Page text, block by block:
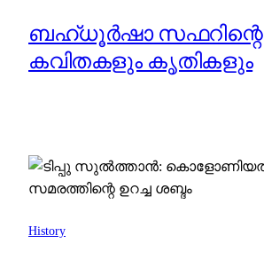
ബഹ്‌ധൂർഷാ സഫറിന്റെ
കവിതകളും കൃതികളും
History